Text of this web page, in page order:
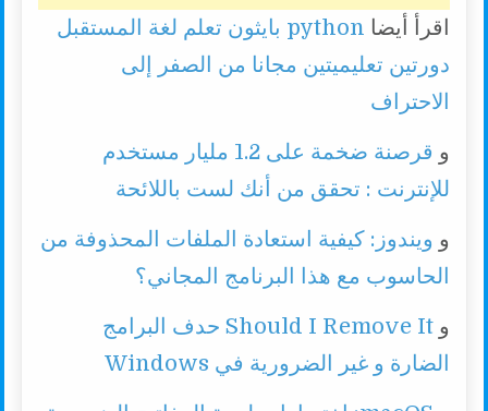
اقرأ أيضا
python بايثون تعلم لغة المستقبل
دورتين تعليميتين مجانا من الصفر إلى
الاحتراف
و
قرصنة ضخمة على 1.2 مليار مستخدم
للإنترنت : تحقق من أنك لست باللائحة
و ويندوز: كيفية استعادة الملفات المحذوفة من
الحاسوب مع هذا البرنامج المجاني؟
و
Should I Remove It حدف البرامج
الضارة و غير الضرورية في Windows